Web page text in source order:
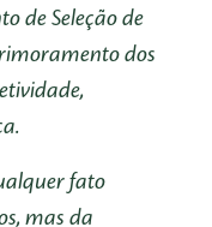
de Seleção de
dos
fato
mas da